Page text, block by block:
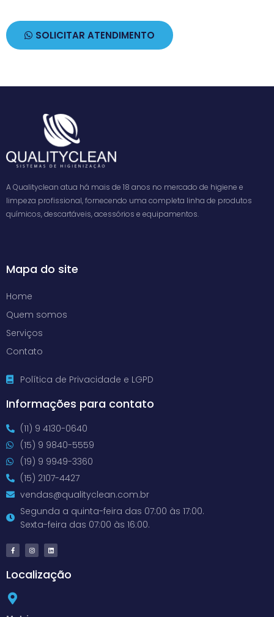
SOLICITAR ATENDIMENTO
A Qualityclean atua há mais de 18 anos no mercado de higiene e
limpeza profissional, fornecendo uma completa linha de produtos
químicos, descartáveis, acessórios e equipamentos.
Mapa do site
Home
Quem somos
Serviços
Contato
Política de Privacidade e LGPD
Informações para contato
(11) 9 4130-0640
(15) 9 9840-5559
(19) 9 9949-3360
(15) 2107-4427
vendas@qualityclean.com.br
Segunda a quinta-feira das 07:00 às 17:00.
Sexta-feira das 07:00 às 16:00.
Localização